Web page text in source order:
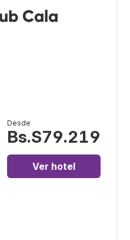
Cala
Desde
Bs.S79.219
Ver hotel